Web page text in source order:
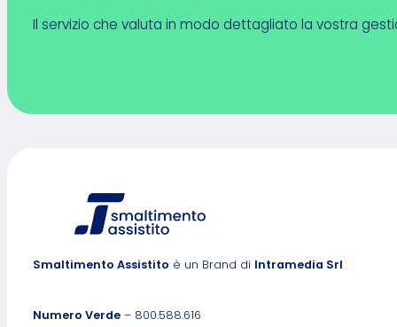
Il servizio che valuta in modo dettagliato la vostra
Smaltimento Assistito è un Brand di Intramedia Srl
Numero Verde– 800.588.616